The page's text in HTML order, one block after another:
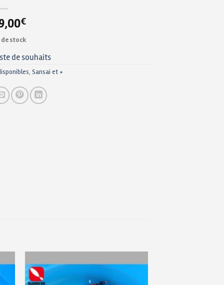
€
stock
de souhaits
, Sansai et +